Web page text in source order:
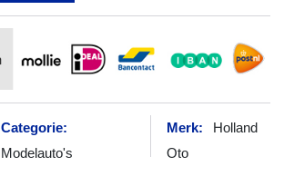
Categorie:
Modelauto's
Merk:
Holland
Oto